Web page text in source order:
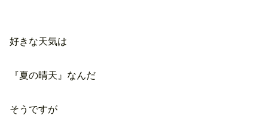
好きな天気は
『夏の晴天』なんだ
そうですが